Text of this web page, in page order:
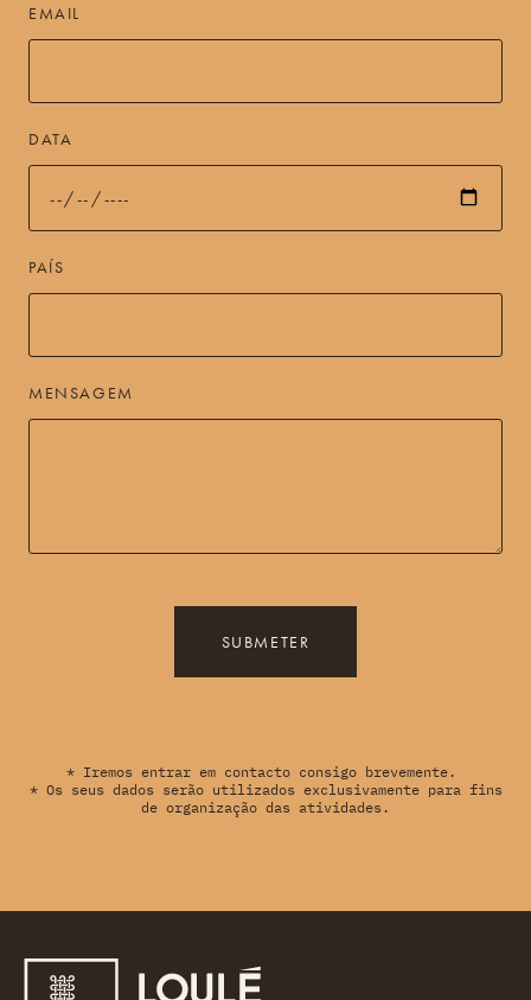
EMAIL
DATA
PAÍS
MENSAGEM
SUBMETER
* Iremos entrar em contacto consigo brevemente.
* Os seus dados serão utilizados exclusivamente para fins
de organização das atividades.